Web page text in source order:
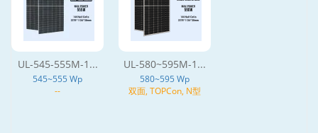
UL-545-555M-1...
545~555 Wp
--
UL-580~595M-1...
580~595 Wp
双面, TOPCon, N型